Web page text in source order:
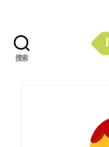
搜索